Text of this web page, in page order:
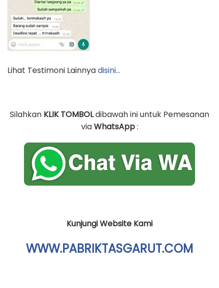
Lihat Testimoni Lainnyadisini…
Silahkan KLIK TOMBOLdibawah ini untuk Pemesanan
viaWhatsApp:
Kunjungi Website Kami
WWW.PABRIKTASGARUT.COM